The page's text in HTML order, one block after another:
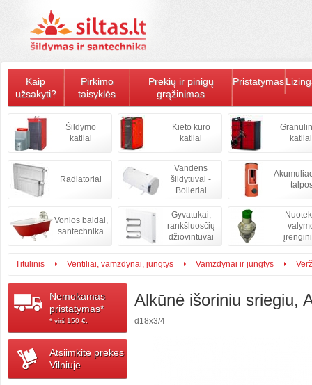
Kaip
užsakyti?
Pirkimo
taisyklės
Prekių ir pinigų
grąžinimas
Pristatymas
Šildymo
katilai
Kieto kuro
katilai
katilai
Radiatoriai
Vandens
šildytuvai -
Boileriai
Vonios baldai,
santechnika
Gyvatukai,
rankšluosčių
džiovintuvai
Titulinis Ventiliai, vamzdynai, jungtys Vamzdynai ir jungtys
Nemokamas
pristatymas*
* virš 150 ‎€.
Atsiimkite prekes
Vilniuje
Alkūnė išoriniu sriegiu,
d18x3/4